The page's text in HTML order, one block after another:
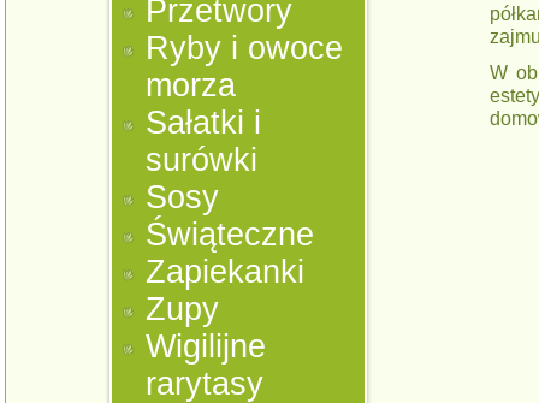
Przetwory
Ryby i owoce
morza
Sałatki i
surówki
Sosy
Świąteczne
Zapiekanki
Zupy
Wigilijne
rarytasy
W